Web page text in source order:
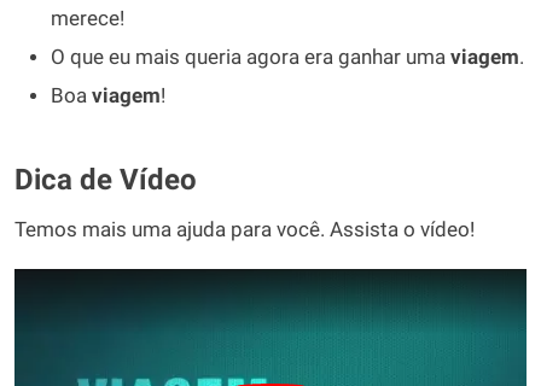
merece!
O que eu mais queria agora era ganhar uma viagem.
Boa viagem!
Dica de Vídeo
Temos mais uma ajuda para você. Assista o vídeo!